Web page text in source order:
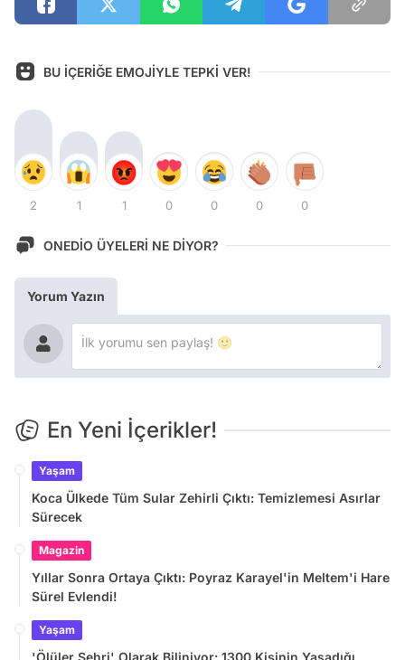
BU İÇERİĞE EMOJİYLE TEPKİ VER!
2 1 1 0 0 0 0
ONEDİO ÜYELERİ NE DİYOR?
Yorum Yazın
En Yeni İçerikler!
Yaşam
Koca Ülkede Tüm Sular Zehirli Çıktı: Temizlemesi Asırlar
Sürecek
Magazin
Yıllar Sonra Ortaya Çıktı: Poyraz Karayel'in Meltem'i Hare
Sürel Evlendi!
Yaşam